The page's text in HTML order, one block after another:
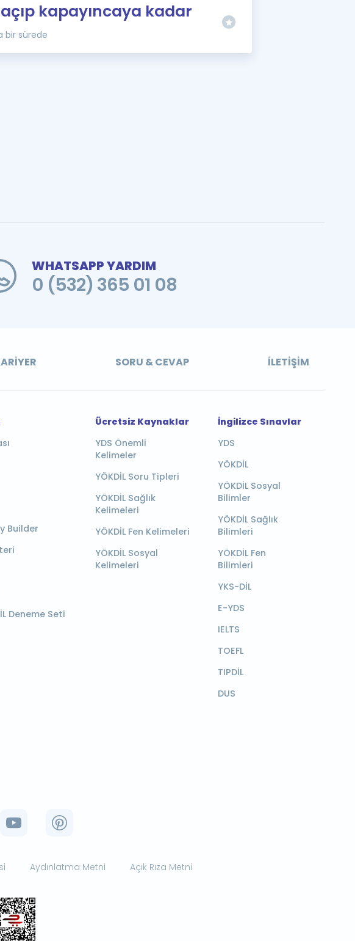
kapayıncaya kadar
bir sürede
WHATSAPP YARDIM
0 (532) 365 01 08
SORU & CEVAP İLETIŞIM
Builder
Deneme Seti
Ücretsiz Kaynaklar
YDS Önemli
Kelimeler
YÖKDİL Soru Tipleri
YÖKDİL Sağlık
Kelimeleri
YÖKDİL Fen Kelimeleri
YÖKDİL Sosyal
Kelimeleri
İngilizce Sınavlar
YDS
YÖKDİL
YÖKDİL Sosyal
Bilimler
YÖKDİL Sağlık
Bilimleri
YÖKDİL Fen
Bilimleri
YKS-DİL
E-YDS
IELTS
TOEFL
TIPDİL
DUS
Aydınlatma Metni Açık Rıza Metni